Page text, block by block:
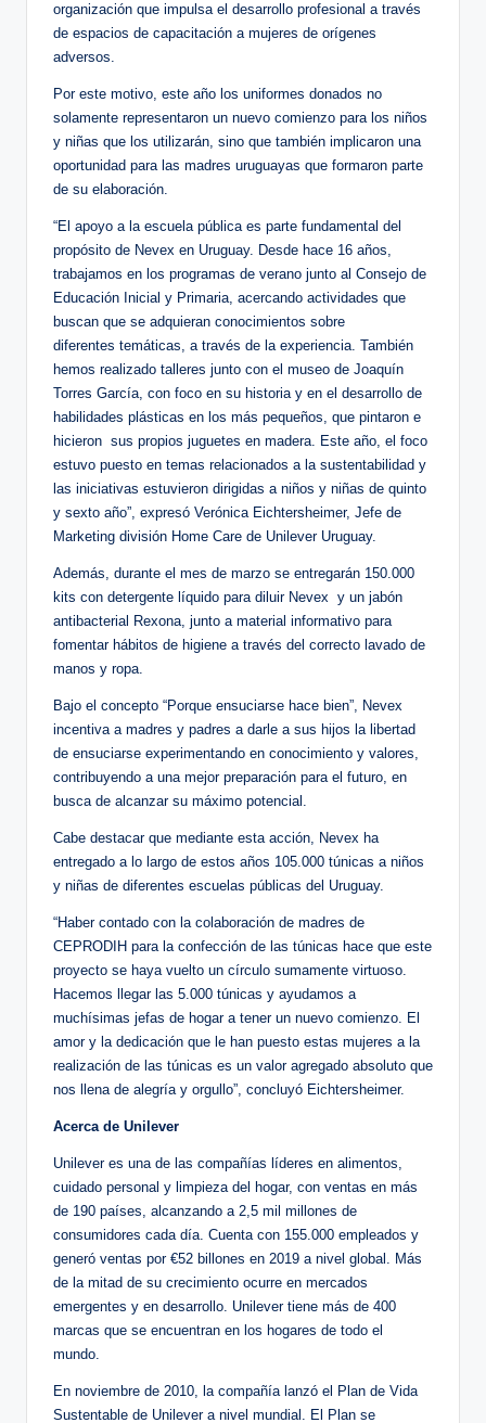
organización que impulsa el desarrollo profesional a través
de espacios de capacitación a mujeres de orígenes
adversos.
Por este motivo, este año los uniformes donados no
solamente representaron un nuevo comienzo para los niños
y niñas que los utilizarán, sino que también implicaron una
oportunidad para las madres uruguayas que formaron parte
de su elaboración.
“El apoyo a la escuela pública es parte fundamental del
propósito de Nevex en Uruguay. Desde hace 16 años,
trabajamos en los programas de verano junto al Consejo de
Educación Inicial y Primaria, acercando actividades que
buscan que se adquieran conocimientos sobre
diferentes temáticas, a través de la experiencia. También
hemos realizado talleres junto con el museo de Joaquín
Torres García, con foco en su historia y en el desarrollo de
habilidades plásticas en los más pequeños, que pintaron e
hicieron sus propios juguetes en madera. Este año, el foco
estuvo puesto en temas relacionados a la sustentabilidad y
las iniciativas estuvieron dirigidas a niños y niñas de quinto
y sexto año”, expresó Verónica Eichtersheimer, Jefe de
Marketing división Home Care de Unilever Uruguay.
Además, durante el mes de marzo se entregarán 150.000
kits con detergente líquido para diluir Nevex y un jabón
antibacterial Rexona, junto a material informativo para
fomentar hábitos de higiene a través del correcto lavado de
manos y ropa.
Bajo el concepto “Porque ensuciarse hace bien”, Nevex
incentiva a madres y padres a darle a sus hijos la libertad
de ensuciarse experimentando en conocimiento y valores,
contribuyendo a una mejor preparación para el futuro, en
busca de alcanzar su máximo potencial.
Cabe destacar que mediante esta acción, Nevex ha
entregado a lo largo de estos años 105.000 túnicas a niños
y niñas de diferentes escuelas públicas del Uruguay.
“Haber contado con la colaboración de madres de
CEPRODIH para la confección de las túnicas hace que este
proyecto se haya vuelto un círculo sumamente virtuoso.
Hacemos llegar las 5.000 túnicas y ayudamos a
muchísimas jefas de hogar a tener un nuevo comienzo. El
amor y la dedicación que le han puesto estas mujeres a la
realización de las túnicas es un valor agregado absoluto que
nos llena de alegría y orgullo”, concluyó Eichtersheimer.
Acerca de Unilever
Unilever es una de las compañías líderes en alimentos,
cuidado personal y limpieza del hogar, con ventas en más
de 190 países, alcanzando a 2,5 mil millones de
consumidores cada día. Cuenta con 155.000 empleados y
generó ventas por €52 billones en 2019 a nivel global. Más
de la mitad de su crecimiento ocurre en mercados
emergentes y en desarrollo. Unilever tiene más de 400
marcas que se encuentran en los hogares de todo el
mundo.
En noviembre de 2010, la compañía lanzó el Plan de Vida
Sustentable de Unilever a nivel mundial. El Plan se